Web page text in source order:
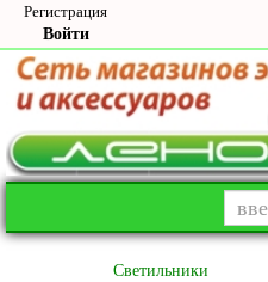
Регистрация
Войти
Cветильники